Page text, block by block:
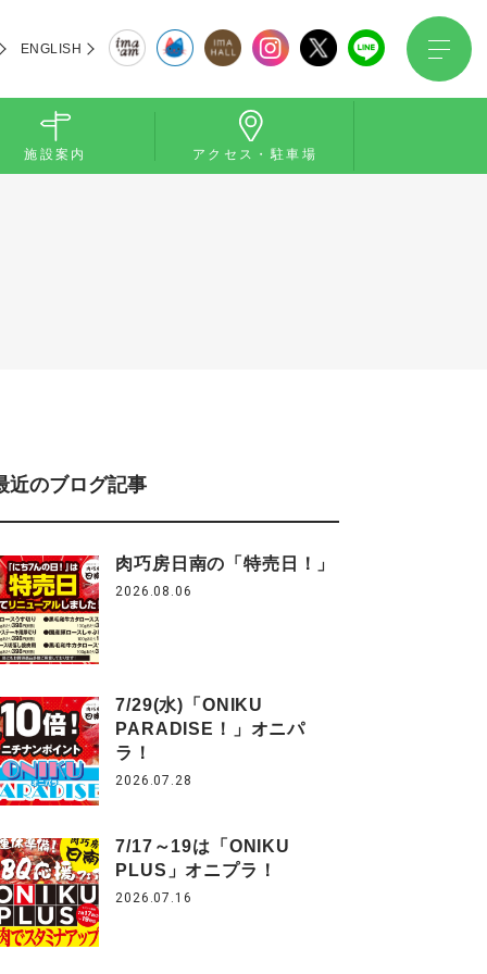
ENGLISH
施設案内 アクセス・駐車場
近のブログ記事
肉巧房日南の「特売日！」
2026.08.06
7/29(水)「ONIKU
PARADISE！」オニパ
ラ！
2026.07.28
7/17～19は「ONIKU
PLUS」オニプラ！
2026.07.16